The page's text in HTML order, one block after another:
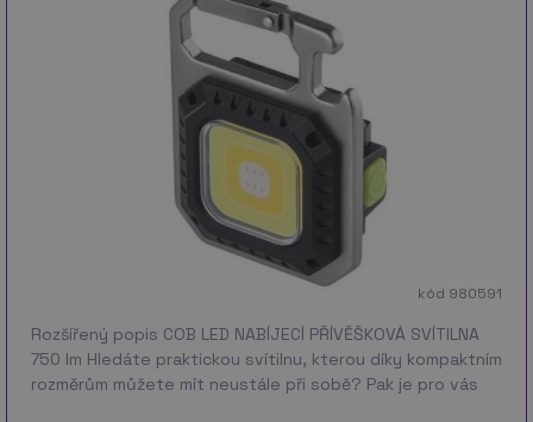
kód 980591
Rozšířený popis COB LED NABÍJECÍ PŘÍVĚŠKOVÁ SVÍTILNA
750 lm Hledáte praktickou svítilnu, kterou díky kompaktním
rozměrům můžete mít neustále při sobě? Pak je pro vás